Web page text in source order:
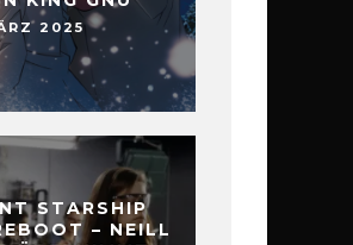
2025
STARSHIP
– NEILL